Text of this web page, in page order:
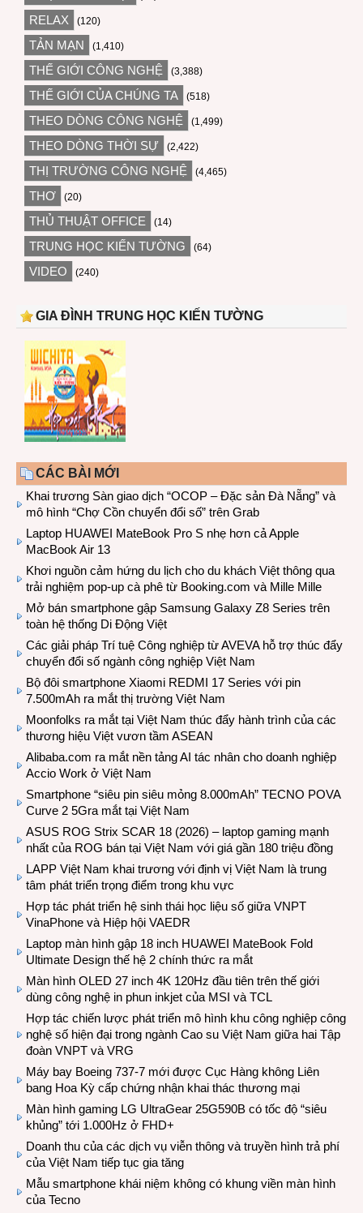
RELAX (120)
TẢN MẠN (1,410)
THẾ GIỚI CÔNG NGHỆ (3,388)
THẾ GIỚI CỦA CHÚNG TA (518)
THEO DÒNG CÔNG NGHỆ (1,499)
THEO DÒNG THỜI SỰ (2,422)
THỊ TRƯỜNG CÔNG NGHỆ (4,465)
THƠ (20)
THỦ THUẬT OFFICE (14)
TRUNG HỌC KIẾN TƯỜNG (64)
VIDEO (240)
GIA ĐÌNH TRUNG HỌC KIẾN TƯỜNG
CÁC BÀI MỚI
Khai trương Sàn giao dịch “OCOP – Đặc sản Đà Nẵng” và
mô hình “Chợ Cồn chuyển đổi số” trên Grab
Laptop HUAWEI MateBook Pro S nhẹ hơn cả Apple
MacBook Air 13
Khơi nguồn cảm hứng du lịch cho du khách Việt thông qua
trải nghiệm pop-up cà phê từ Booking.com và Mille Mille
Mở bán smartphone gập Samsung Galaxy Z8 Series trên
toàn hệ thống Di Động Việt
Các giải pháp Trí tuệ Công nghiệp từ AVEVA hỗ trợ thúc đẩy
chuyển đổi số ngành công nghiệp Việt Nam
Bộ đôi smartphone Xiaomi REDMI 17 Series với pin
7.500mAh ra mắt thị trường Việt Nam
Moonfolks ra mắt tại Việt Nam thúc đẩy hành trình của các
thương hiệu Việt vươn tầm ASEAN
Alibaba.com ra mắt nền tảng AI tác nhân cho doanh nghiệp
Accio Work ở Việt Nam
Smartphone “siêu pin siêu mỏng 8.000mAh” TECNO POVA
Curve 2 5Gra mắt tại Việt Nam
ASUS ROG Strix SCAR 18 (2026) – laptop gaming mạnh
nhất của ROG bán tại Việt Nam với giá gần 180 triệu đồng
LAPP Việt Nam khai trương với định vị Việt Nam là trung
tâm phát triển trọng điểm trong khu vực
Hợp tác phát triển hệ sinh thái học liệu số giữa VNPT
VinaPhone và Hiệp hội VAEDR
Laptop màn hình gập 18 inch HUAWEI MateBook Fold
Ultimate Design thế hệ 2 chính thức ra mắt
Màn hình OLED 27 inch 4K 120Hz đầu tiên trên thế giới
dùng công nghệ in phun inkjet của MSI và TCL
Hợp tác chiến lược phát triển mô hình khu công nghiệp công
nghệ số hiện đại trong ngành Cao su Việt Nam giữa hai Tập
đoàn VNPT và VRG
Máy bay Boeing 737-7 mới được Cục Hàng không Liên
bang Hoa Kỳ cấp chứng nhận khai thác thương mại
Màn hình gaming LG UltraGear 25G590B có tốc độ “siêu
khủng” tới 1.000Hz ở FHD+
Doanh thu của các dịch vụ viễn thông và truyền hình trả phí
của Việt Nam tiếp tục gia tăng
Mẫu smartphone khái niệm không có khung viền màn hình
của Tecno